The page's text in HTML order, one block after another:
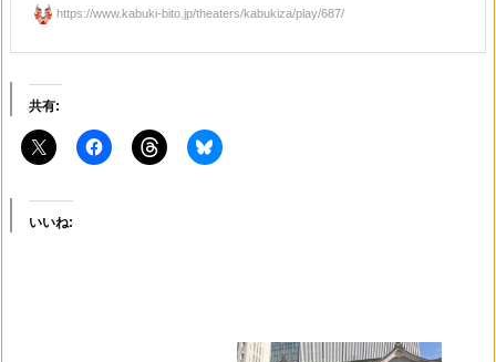
https://www.kabuki-bito.jp/theaters/kabukiza/play/687/
共有:
いいね: